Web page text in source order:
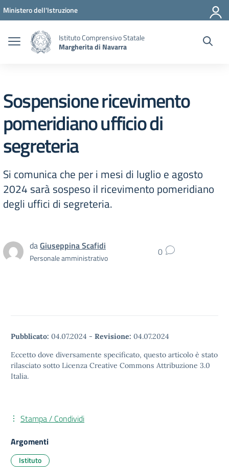
Vai ai contenuti
Vai al menu di navigazione
Vai al footer
Ministero dell'Istruzione
Istituto Comprensivo Statale
Margherita di Navarra
Sospensione ricevimento
pomeridiano ufficio di
segreteria
Si comunica che per i mesi di luglio e agosto
2024 sarà sospeso il ricevimento pomeridiano
degli uffici di segreteria.
daGiuseppina Scafidi
Personale amministrativo 0
Pubblicato: 04.07.2024 - Revisione: 04.07.2024
Eccetto dove diversamente specificato, questo articolo è stato
rilasciato sotto Licenza Creative Commons Attribuzione 3.0
Italia.
Stampa / Condividi
Argomenti
Istituto